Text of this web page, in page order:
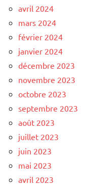
avril 2024
mars 2024
février 2024
janvier 2024
décembre 2023
novembre 2023
octobre 2023
septembre 2023
août 2023
juillet 2023
juin 2023
mai 2023
avril 2023